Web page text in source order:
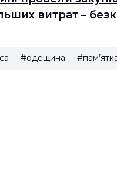
витрат –
#одещина